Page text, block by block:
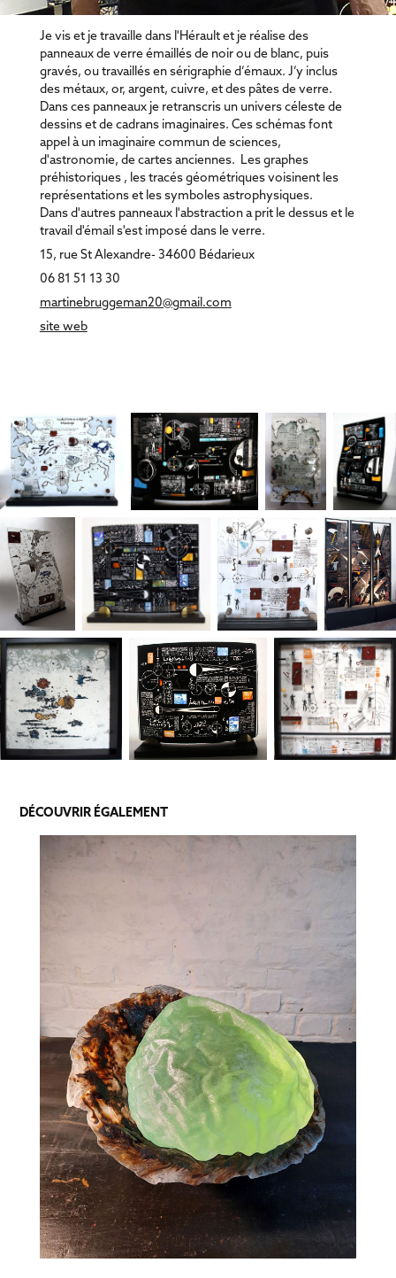
Je vis et je travaille dans l'Hérault et je réalise des
panneaux de verre émaillés de noir ou de blanc, puis
gravés, ou travaillés en sérigraphie d’émaux. J’y inclus
des métaux, or, argent, cuivre, et des pâtes de verre.
Dans ces panneaux je retranscris un univers céleste de
dessins et de cadrans imaginaires. Ces schémas font
appel à un imaginaire commun de sciences,
d'astronomie, de cartes anciennes. Les graphes
préhistoriques , les tracés géométriques voisinent les
représentations et les symboles astrophysiques.
Dans d'autres panneaux l'abstraction a prit le dessus et le
travail d'émail s'est imposé dans le verre.
15, rue St Alexandre- 34600 Bédarieux
06 81 51 13 30
martinebruggeman20@gmail.com
site web
DÉCOUVRIR ÉGALEMENT
FALUDI BARBARA